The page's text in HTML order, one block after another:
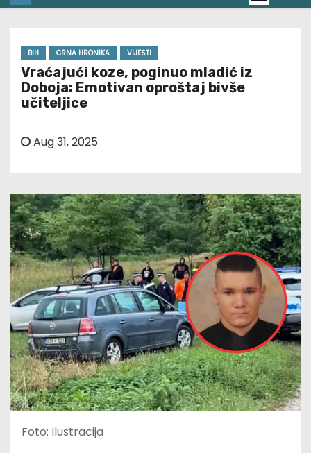
BIH CRNA HRONIKA VIJESTI
Vraćajući koze, poginuo mladić iz
Doboja: Emotivan oproštaj bivše
učiteljice
Aug 31, 2025
Foto: Ilustracija